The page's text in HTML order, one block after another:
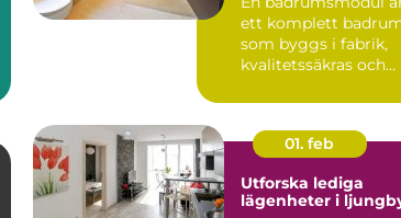
ett komplett
som byggs i fabrik,
kvalitetssäkras och
01. feb
Utforska lediga
lägenheter i